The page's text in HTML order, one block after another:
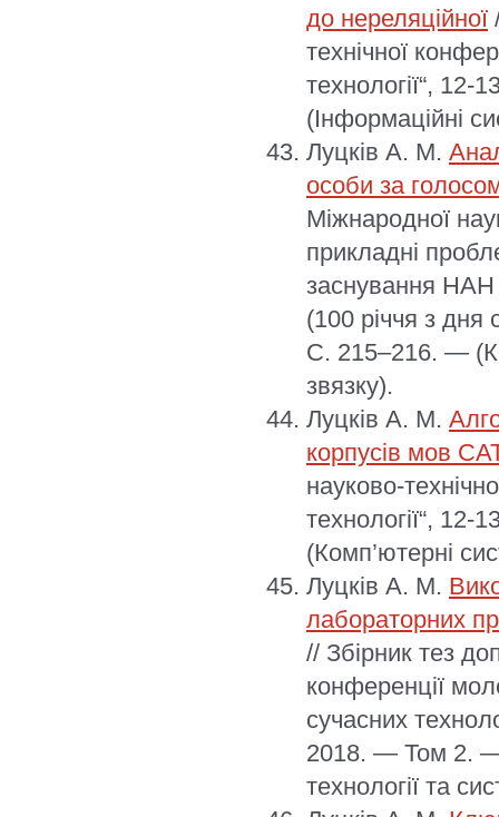
до нереляційної
технічної
технології“,
(Інформаційні
Луцків А. М.
особи за
Міжнародної
прикладні
заснування НАН
(100 річчя з
С. 215–216. —
звязку).
Луцків А. М.
корпусів мов
науково-
технології“,
(Комп’ютерні
Луцків А. М.
лабораторних
// Збірник тез
конференції
сучасних
2018. — Том 2. —
технології та